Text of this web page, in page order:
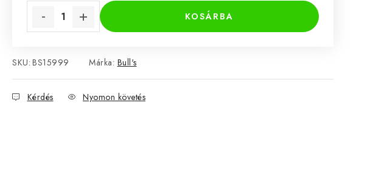
KOSÁRBA
SKU: BS15999 Márka: Bull's
Kérdés Nyomon követés